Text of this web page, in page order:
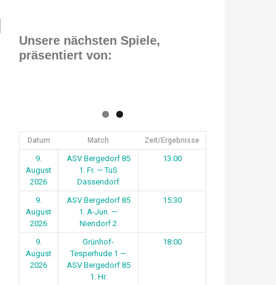
Unsere nächsten Spiele,
präsentiert von:
Datum Match Zeit/Ergebnisse
9.
August
2026
ASV Bergedorf 85
1. Fr. — TuS
Dassendorf
13:00
9.
August
2026
ASV Bergedorf 85
1. A-Jun. —
Niendorf 2
15:30
9.
August
2026
Grünhof-
Tesperhude 1 —
ASV Bergedorf 85
1. Hr.
18:00